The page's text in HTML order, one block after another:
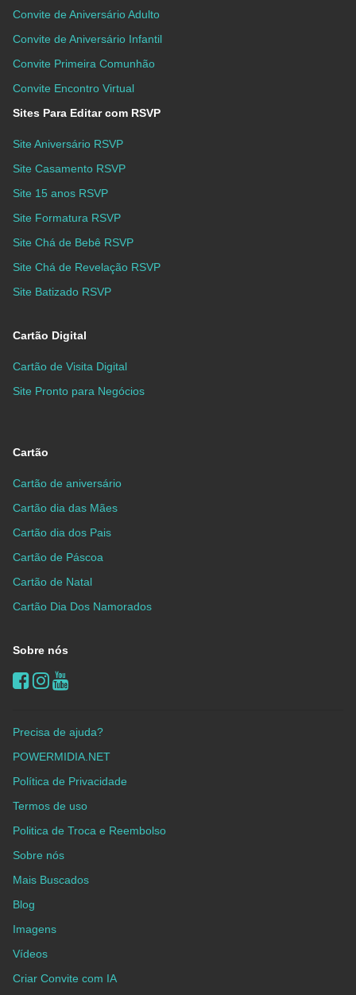
Convite de Aniversário Adulto
Convite de Aniversário Infantil
Convite Primeira Comunhão
Convite Encontro Virtual
Sites Para Editar com RSVP
Site Aniversário RSVP
Site Casamento RSVP
Site 15 anos RSVP
Site Formatura RSVP
Site Chá de Bebê RSVP
Site Chá de Revelação RSVP
Site Batizado RSVP
Cartão Digital
Cartão de Visita Digital
Site Pronto para Negócios
Cartão
Cartão de aniversário
Cartão dia das Mães
Cartão dia dos Pais
Cartão de Páscoa
Cartão de Natal
Cartão Dia Dos Namorados
Sobre nós
Precisa de ajuda?
POWERMIDIA.NET
Política de Privacidade
Termos de uso
Politica de Troca e Reembolso
Sobre nós
Mais Buscados
Blog
Imagens
Vídeos
Criar Convite com IA